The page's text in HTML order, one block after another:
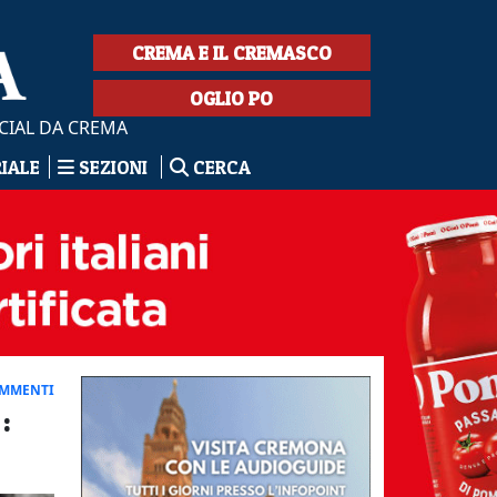
DA CREMA
CREMA E IL CREMASCO
OGLIO PO
SEZIONI CERCA